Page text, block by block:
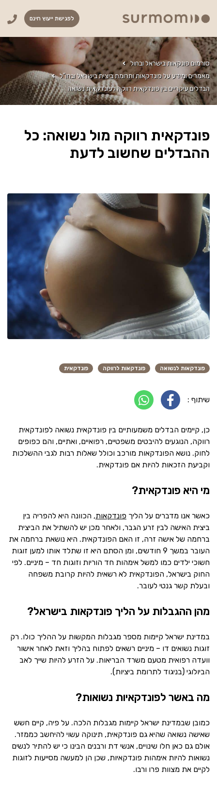
לפגישת ייעוץ חינם
סורמום פונקאות בישראל ובחול
מאמרים ומידע על פונדקאות ותרומת ביצית בישראל ובחו"ל
הבדלים עיקריים בין פונדקאית רווקה לפונדקאית נשואה
פונדקאית רווקה מול נשואה: כל
ההבדלים שחשוב לדעת
פונדקאות לנשואה פונדקאות לרווקה פונדקאית
שיתוף :
כן, קיימים הבדלים משמעותיים בין פונדקאית נשואה לפונדקאית
רווקה, הנוגעים להיבטים משפטיים, רפואיים, ואתיים, והם כפופים
לחוק. נושא הפונדקאות מורכב וכולל שאלות רבות לגבי ההשלכות
וקביעת הזכאות להיות אם פונדקאית.
מי היא פונדקאית?
כאשר אנו מדברים על הליך פונדקאות, הכוונה היא להפריה בין
ביצית האישה לבין זרע הגבר, ולאחר מכן יש להשתיל את הביצית
ברחמה של אישה זרה, זו האם הפונדקאית. היא נושאת ברחמה את
העובר במשך 9 חודשים, ומן הסתם היא זו שתלד אותו למען זוגות
חשוכי ילדים כמו למשל אימהות חד הוריות וזוגות חד – מיניים. לפי
החוק בישראל, הפונדקאית לא רשאית להיות קרובת משפחה
ובעלת קשר גנטי לעובר.
מהן ההגבלות על הליך פונדקאות בישראל?
במדינת ישראל קיימות מספר מגבלות המקשות על ההליך כולו. רק
זוגות נשואים דו – מיניים רשאים לפתוח בהליך וזאת לאחר אישור
וועדה רפואית מטעם משרד הבריאות. על הזרע להיות שייך לאב
הביולוגי (בניגוד לתרומת ביציות).
מה באשר לפונדקאיות נשואות?
כמובן שבמדינת ישראל קיימות מגבלות הלכה. על פיה, קיים חשש
שאישה נשואה שהיא גם פונדקאית, תינוקה עשוי להיחשב כממזר.
אולם גם כאן חלו שינויים, אנשי דת ורבנים הבינו כי יש להתיר לנשים
נשואות להיות אימהות פונדקאיות, שכן הן למעשה מסייעות לזוגות
לקיים את מצוות פרו ורבו.